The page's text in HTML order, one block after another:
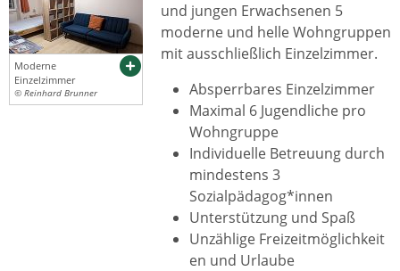
Moderne
Einzelzimmer
© Reinhard Brunner
und jungen Erwachsenen 5
moderne und helle Wohngruppen
mit ausschließlich Einzelzimmer.
Absperrbares Einzelzimmer
Maximal 6 Jugendliche pro
Wohngruppe
Individuelle Betreuung durch
mindestens 3
Sozialpädagog*innen
Unterstützung und Spaß
Unzählige Freizeitmöglichkeit
en und Urlaube